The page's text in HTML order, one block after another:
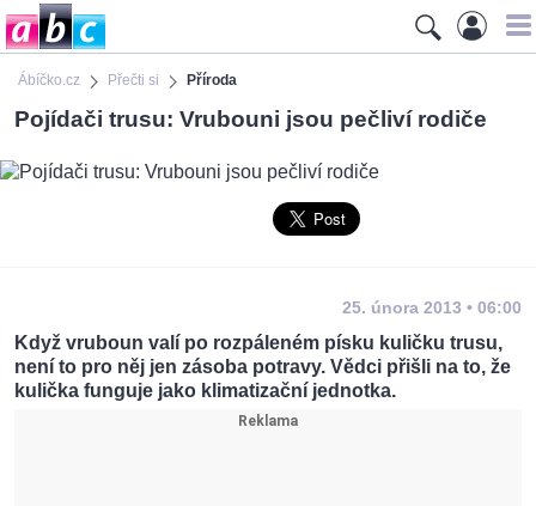
Ábíčko.cz Přečti si Příroda
Pojídači trusu: Vrubouni jsou pečliví rodiče
25. února 2013 • 06:00
Když vruboun valí po rozpáleném písku kuličku trusu,
není to pro něj jen zásoba potravy. Vědci přišli na to, že
kulička funguje jako klimatizační jednotka.